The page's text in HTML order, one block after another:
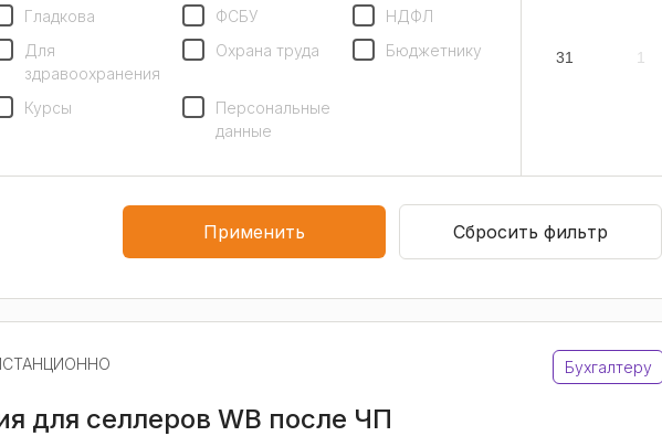
Гладкова ФСБУ
НДФЛ
Для
здравоохранения
Охрана труда Бюджетнику
Курсы
Персональные
данные
31 1
Применить Сбросить фильтр
для селлеров WB после ЧП
Бухгалтеру